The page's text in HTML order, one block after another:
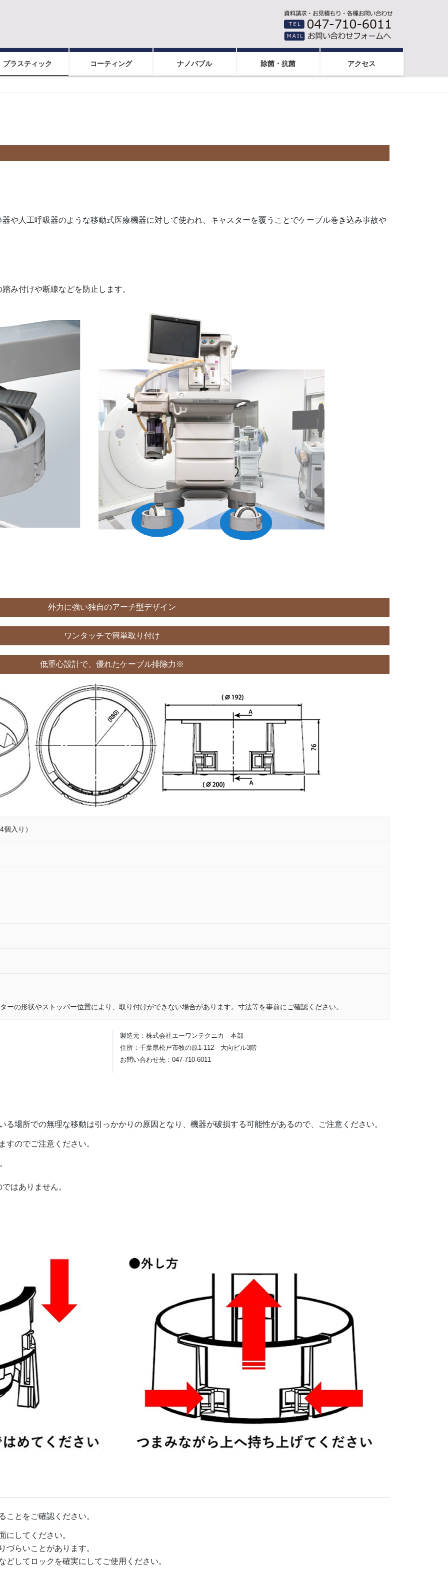
プラスティック コーティング ナノバブル 除菌・抗菌 アクセス
や人工呼吸器のような移動式医療機器に対して使われ、キャスターを覆うことでケーブル巻き込み事故や
み付けや断線などを防止します。
外力に強い独自のアーチ型デザイン
ワンタッチで簡単取り付け
低重心設計で、優れたケーブル排除力※
入り）
の形状やストッパー位置により、取り付けができない場合があります。寸法等を事前にご確認ください。
製造元：株式会社エーワンテクニカ 本部
住所：千葉県松戸市牧の原1-112 大向ビル3階
お問い合わせ先：047-710-6011
る場所での無理な移動は引っかかりの原因となり、機器が破損する可能性があるので、ご注意ください。
すのでご注意ください。
はありません。
ことをご確認ください。
にしてください。
づらいことがあります。
してロックを確実にしてご使用ください。